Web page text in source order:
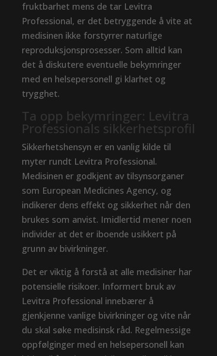
fruktbarhet mens de tar Levitra
Professional, er det betryggende å vite at
medisinen ikke forstyrrer naturlige
reproduksjonsprosesser. Som alltid kan
det å diskutere eventuelle bekymringer
med en helsepersonell gi klarhet og
trygghet.
Ta opp bekymringer: Levitra
Professionals sikkerhetsprofil
Sikkerhetshensyn er en vanlig kilde til
myter rundt Levitra Professional.
Medisinen er godkjent av tilsynsorganer
som European Medicines Agency, og
indikerer dens effekt og sikkerhet når den
brukes som anvist. Imidlertid mener noen
individer at det er iboende usikkert på
grunn av bivirkninger.
Det er viktig å forstå at alle medisiner har
potensielle risikoer. Informert bruk av
Levitra Professional innebærer å
gjenkjenne vanlige bivirkninger og vite når
du skal søke medisinsk råd. Regelmessige
oppfølginger med en helsepersonell kan